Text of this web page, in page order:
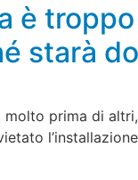
è
starà
molto prima di